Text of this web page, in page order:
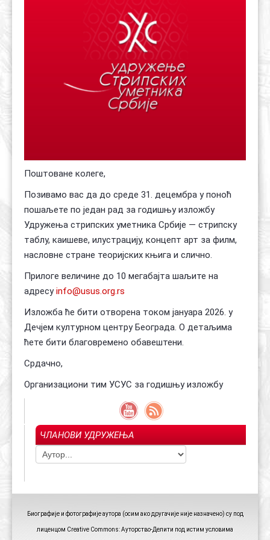
Поштоване колеге,
Позивамо вас да до среде 31. децембра у поноћ
пошаљете по један рад за годишњу изложбу
Удружења стрипских уметника Србије — стрипску
таблу, каишеве, илустрацију, концепт арт за филм,
насловне стране теоријских књига и слично.
Прилоге величине до 10 мегабајта шаљите на
адресуinfo@usus.org.rs
Изложба ће бити отворена током јануара 2026. у
Дечјем културном центру Београда. О детаљима
ћете бити благовремено обавештени.
Срдачно,
Организациони тим УСУС за годишњу изложбу
ЧЛАНОВИ УДРУЖЕЊА
Биографије и фотографије аутора (осим ако другачије није назначено) су под
лиценцом Creative Commons: Ауторство-Делити под истим условима